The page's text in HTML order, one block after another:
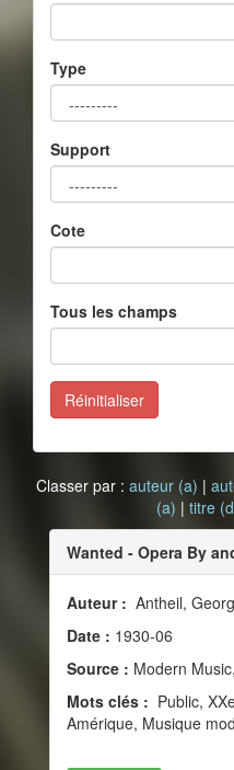
Type
Support
Cote
Tous les champs
Réinitialiser
Classer par : auteur (a) |
(a) | titre
Wanted - Opera By
Auteur : Antheil,
Date : 1930-06
Source : Modern
Mots clés : Public,
Amérique, Musique